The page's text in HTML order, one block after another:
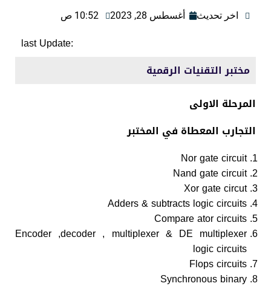
اخر تحديث أغسطس 28, 2023 10:52 ص
:last Update
مختبر التقنيات الرقمية
المرحلة الاولى
التجارب المعطاة في المختبر
Nor gate circuit
Nand gate circuit
Xor gate circut
Adders & subtracts logic circuits
Compare ator circuits
Encoder ,decoder , multiplexer & DE multiplexer
logic circuits
Flops circuits
Synchronous binary